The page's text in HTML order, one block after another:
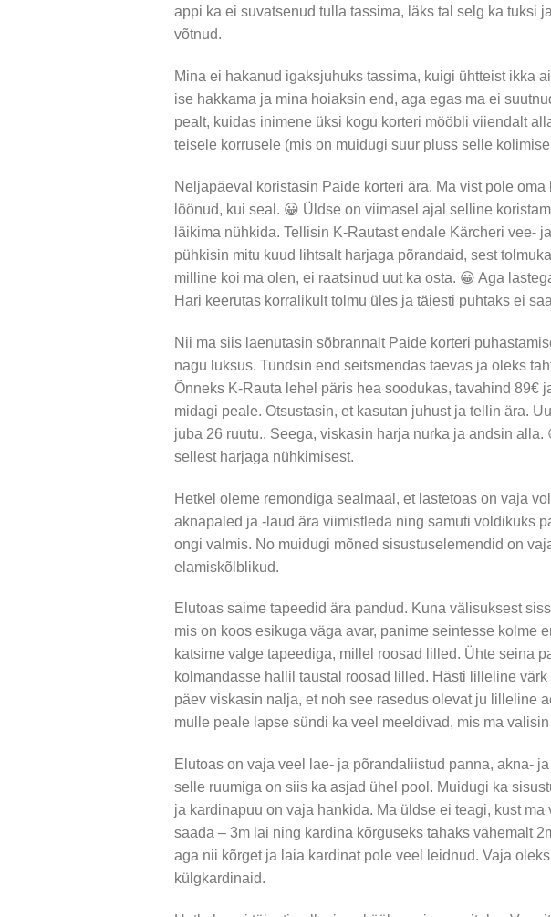
appi ka ei suvatsenud tulla tassima, läks tal selg ka tuksi
võtnud.
Mina ei hakanud igaksjuhuks tassima, kuigi ühtteist ikka
ise hakkama ja mina hoiaksin end, aga egas ma ei
pealt, kuidas inimene üksi kogu korteri mööbli viiendalt
teisele korrusele (mis on muidugi suur pluss selle
Neljapäeval koristasin Paide korteri ära. Ma vist pole
löönud, kui seal. 😀 Üldse on viimasel ajal selline
läikima nühkida. Tellisin K-Rautast endale Kärcheri vee-
pühkisin mitu kuud lihtsalt harjaga põrandaid, sest
milline koi ma olen, ei raatsinud uut ka osta. 😀 Aga
Hari keerutas korralikult tolmu üles ja täiesti puhtaks ei
Nii ma siis laenutasin sõbrannalt Paide korteri
nagu luksus. Tundsin end seitsmendas taevas ja oleks
Õnneks K-Rauta lehel päris hea soodukas, tavahind 89€
midagi peale. Otsustasin, et kasutan juhust ja tellin ära.
juba 26 ruutu.. Seega, viskasin harja nurka ja andsin
sellest harjaga nühkimisest.
Hetkel oleme remondiga sealmaal, et lastetoas on vaja
aknapaled ja -laud ära viimistleda ning samuti voldikuks
ongi valmis. No muidugi mõned sisustuselemendid on
elamiskõlblikud.
Elutoas saime tapeedid ära pandud. Kuna välisuksest
mis on koos esikuga väga avar, panime seintesse kolme
katsime valge tapeediga, millel roosad lilled. Ühte seina
kolmandasse hallil taustal roosad lilled. Hästi lilleline
päev viskasin nalja, et noh see rasedus olevat ju lilleline
mulle peale lapse sündi ka veel meeldivad, mis ma
Elutoas on vaja veel lae- ja põrandaliistud panna, akna-
selle ruumiga on siis ka asjad ühel pool. Muidugi ka
ja kardinapuu on vaja hankida. Ma üldse ei teagi, kust
saada – 3m lai ning kardina kõrguseks tahaks vähemalt
aga nii kõrget ja laia kardinat pole veel leidnud. Vaja
külgkardinaid.